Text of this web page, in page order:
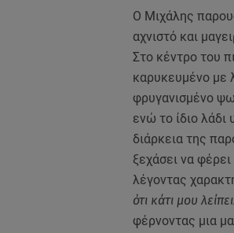
Ο Μιχάλης
αχνιστό και
Στο κέντρο του
καρυκευμένο με
φρυγανισμένο
ενώ το ίδιο λάδι
διάρκεια της
ξεχάσει να φέρει
λέγοντας
ότι κάτι μου
φέρνοντας μια